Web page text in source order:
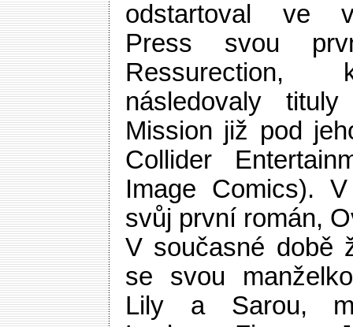
odstartoval ve
Press svou
Ressurection,
následovaly
Mission již pod
Collider
Image Comics).
svůj první román,
V současné době
se svou
Lily a Sarou,